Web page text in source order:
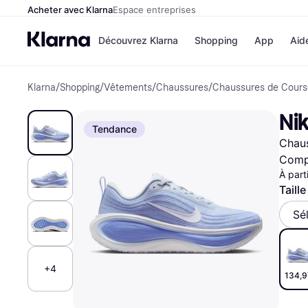
Acheter avec KlarnaEspace entreprises
Découvrez Klarna
Options de paiement
Payer maintenant
Paiement en 3 fois
Paiement à 30 jours
Klarna sur Apple Pay
Shopping
Magasins
Airbnb
Temu
JD Sports
Voir tous les
App
Klarna/Shopping/Vêtements/Chaussures/Chaussures de
Tendance
+4
À